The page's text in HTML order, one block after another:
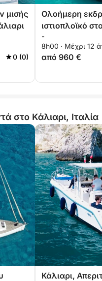
μισής
0 (0)
Ολοήμερη
ιστιοπλοϊκό
Κάλιαρι
-
8h00 · Μέχρι 12
από 960 €
στο Κάλιαρι, Ιταλία
Κάλιαρι,